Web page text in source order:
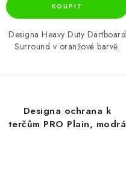
Designa Heavy Duty Dartboard
Surround v oranžové barvě.
Designa ochrana k
terčům PRO Plain, modrá